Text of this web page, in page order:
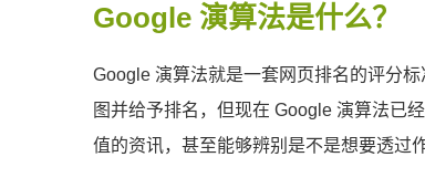
Google 演算法是什么？
Google 演算法就是一套网页排名的评分
图并给予排名，但现在 Google 演算法已
值的资讯，甚至能够辨别是不是想要透过